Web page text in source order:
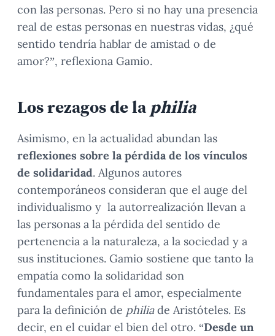
con las personas. Pero si no hay una presencia
real de estas personas en nuestras vidas, ¿qué
sentido tendría hablar de amistad o de
amor?”, reflexiona Gamio.
Los rezagos de laphilia
Asimismo, en la actualidad abundan las
reflexiones sobre la pérdida de los vínculos
de solidaridad. Algunos autores
contemporáneos consideran que el auge del
individualismo y la autorrealización llevan a
las personas a la pérdida del sentido de
pertenencia a la naturaleza, a la sociedad y a
sus instituciones. Gamio sostiene que tanto la
empatía como la solidaridad son
fundamentales para el amor, especialmente
para la definición de philiade Aristóteles. Es
decir, en el cuidar el bien del otro. “Desde un